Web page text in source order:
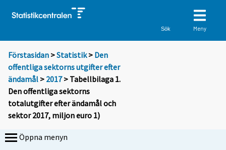
Sök Meny
Förstasidan >Statistik > Den
offentliga sektorns utgifter efter
ändamål > 2017> Tabellbilaga 1.
Den offentliga sektorns
totalutgifter efter ändamål och
sektor 2017, miljon euro 1)
Öppna menyn